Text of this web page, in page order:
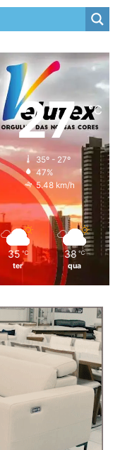
27℃
35º - 27º
47%
5.48 km/h
35 ℃
ter
38 ℃
qua